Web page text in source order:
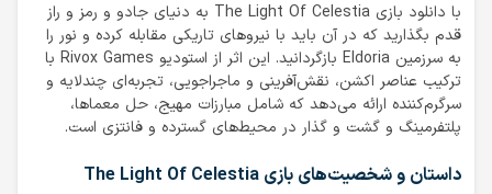
با دانلود بازی The Light Of Celestia به دنیای جادو و رمز و راز
قدم بگذارید که در آن باید با نیروهای تاریکی مقابله کرده و نور را
به سرزمین Eldoria بازگردانید. این اثر از استودیو Rivox Games با
ترکیب عناصر اکشن، نقش‌آفرینی و ماجراجویی، تجربه‌ای چندلایه و
سرگرم‌کننده ارائه می‌دهد که شامل مبارزات مهیج، حل معماها،
پلتفرمینگ و گشت و گذار در محیط‌های گسترده و فانتزی است.
داستان و شخصیت‌های بازی The Light Of Celestia